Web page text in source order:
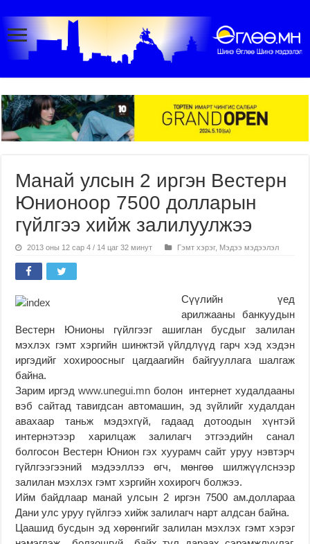
Манай улсын 2 иргэн Вестерн
Юнионоор 7500 долларын
гүйлгээ хийж залилуулжээ
2013 оны 12 сар 4 / 14 цаг 32 минут Гэмт хэрэг, Мэдээ мэдээлэл
Сүүлийн үед
арилжааны банкуудын
Вестерн Юнионы гүйлгээг ашиглан бусдыг залилан
мэхлэх гэмт хэргийн шинжтэй үйлдлүүд гарч хэд хэдэн
иргэдийг хохироосныг цагдаагийн байгууллага шалгаж
байна.
Зарим иргэд www.unegui.mnболон интернет худалдааны
вэб сайтад тавигдсан автомашин, эд зүйлийг худалдан
авахаар таньж мэдэхгүй, гадаад дотоодын хүнтэй
интернэтээр харилцаж залилагч этгээдийн санал
болгосон Вестерн Юнион гэх хуурамч сайт уруу нэвтэрч
гүйлгээгээний мэдээллээ өгч, мөнгөө шилжүүлснээр
залилан мэхлэх гэмт хэргийн хохирогч болжээ.
Ийм байдлаар манай улсын 2 иргэн 7500 ам.доллараа
Дани улс уруу гүйлгээ хийж залилагч нарт алдсан байна.
Цаашид бусдын эд хөрөнгийг залилан мэхлэх гэмт хэрэг